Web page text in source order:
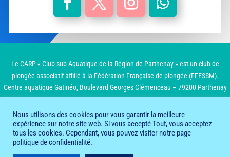
Le CARP « Club sub Aquatique de la Région de Parthenay » est un club de
plongée associatif affilié à la Fédération Française de plongée (FFESSM).
Centre aquatique Gatinéo, Boulevard Georges Clémenceau – 79200 Parthenay
® 2022
Nous utilisons des cookies pour vous garantir la meilleure
expérience sur notre site web. Si vous accepté Tout, vous acceptez
tous les cookies. Cependant, vous pouvez visiter notre page
politique de confidentialité.